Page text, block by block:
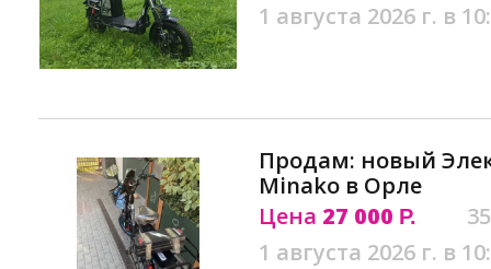
1 августа 2026 г. в
Продам: новый
Minako в Орле
Цена 27 000 Р.
1 августа 2026 г. в